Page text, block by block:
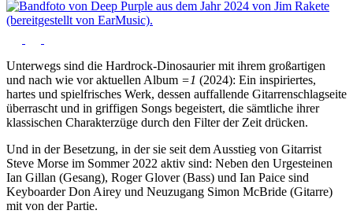
Unterwegs sind die Hardrock-Dinosaurier mit ihrem großartigen
und nach wie vor aktuellen Album =1 (2024): Ein inspiriertes,
hartes und spielfrisches Werk, dessen auffallende Gitarrenschlagseite
überrascht und in griffigen Songs begeistert, die sämtliche ihrer
klassischen Charakterzüge durch den Filter der Zeit drücken.
Und in der Besetzung, in der sie seit dem Ausstieg von Gitarrist
Steve Morse im Sommer 2022 aktiv sind: Neben den Urgesteinen
Ian Gillan (Gesang), Roger Glover (Bass) und Ian Paice sind
Keyboarder Don Airey und Neuzugang Simon McBride (Gitarre)
mit von der Partie.